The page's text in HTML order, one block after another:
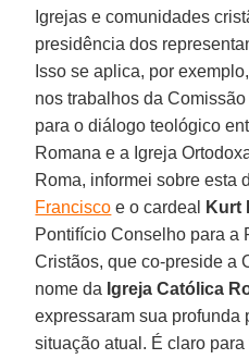
Igrejas e comunidades
presidência dos
Isso se aplica, por
nos trabalhos da
para o diálogo teológico
Romana e a Igreja
Roma, informei sobre esta
Francisco e o cardeal Kurt
Pontifício Conselho para a
Cristãos, que co-preside a
nome da Igreja Católica
expressaram sua profunda
situação atual. É claro